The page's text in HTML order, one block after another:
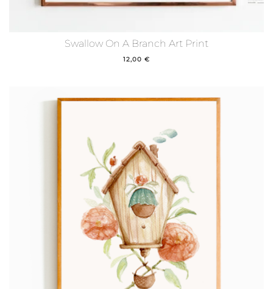
Swallow On A Branch Art Print
12,00 €